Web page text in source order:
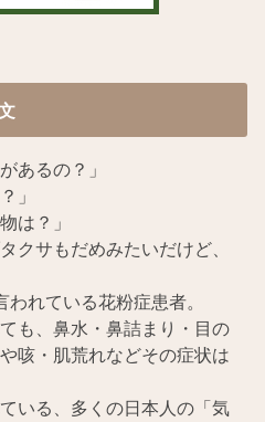
あるの？」
」
は？」
クサもだめみたいだけど、
れている花粉症患者。
も、鼻水・鼻詰まり・目の
咳・肌荒れなどその症状は
いる、多くの日本人の「気